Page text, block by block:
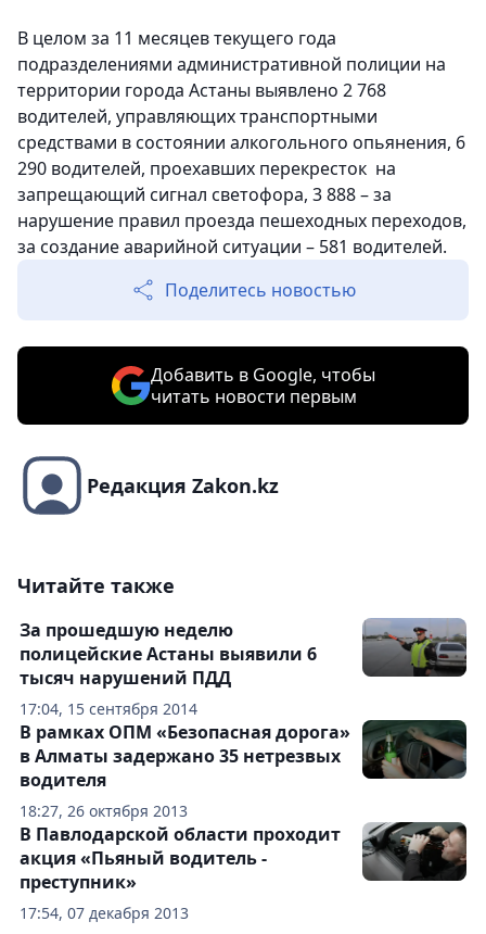
В целом за 11 месяцев текущего года
подразделениями административной полиции на
территории города Астаны выявлено 2 768
водителей, управляющих транспортными
средствами в состоянии алкогольного опьянения, 6
290 водителей, проехавших перекресток на
запрещающий сигнал светофора, 3 888 – за
нарушение правил проезда пешеходных переходов,
за создание аварийной ситуации – 581 водителей.
Поделитесь новостью
Добавить в Google, чтобы
читать новости первым
Редакция Zakon.kz
Читайте также
17:04, 15 сентября 2014
За прошедшую неделю
полицейские Астаны выявили 6
тысяч нарушений ПДД
18:27, 26 октября 2013
В рамках ОПМ «Безопасная дорога»
в Алматы задержано 35 нетрезвых
водителя
17:54, 07 декабря 2013
В Павлодарской области проходит
акция «Пьяный водитель -
преступник»